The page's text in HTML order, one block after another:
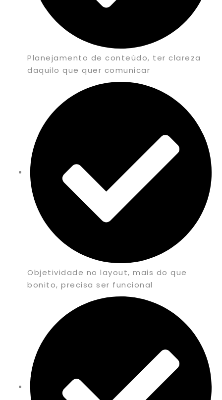
Planejamento de conteúdo, ter clareza
daquilo que quer comunicar
Objetividade no layout, mais do que
bonito, precisa ser funcional